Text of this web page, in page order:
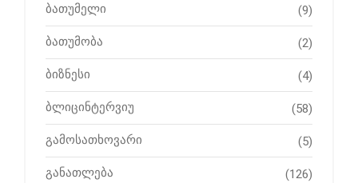
ბათუმელი (9)
ბათუმობა (2)
ბიზნესი (4)
ბლიცინტერვიუ (58)
გამოსათხოვარი (5)
განათლება (126)